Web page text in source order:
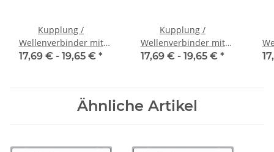
Kupplung /
Wellenverbinder mit
Klemmnaben WSV-K 16
17,69 € - 19,65 € *
Kupplung /
Wellenverbinder mit
Klemmnaben WSV-K 16
17,69 € - 19,65 € *
Ähnliche Artikel